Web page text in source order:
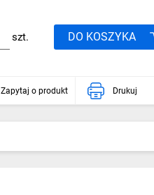
szt. DO KOSZYKA
Zapytaj o produkt Drukuj